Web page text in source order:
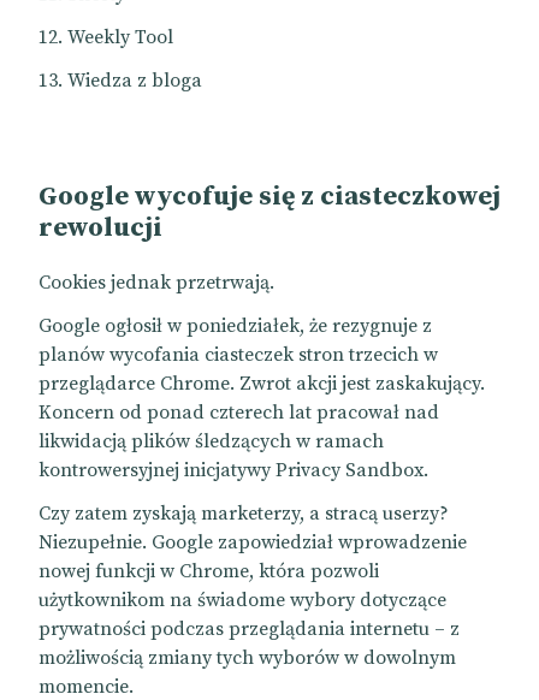
Weekly Tool
Wiedza z bloga
Google wycofuje się z ciasteczkowej
rewolucji
Cookies jednak przetrwają.
Google ogłosił w poniedziałek, że rezygnuje z
planów wycofania ciasteczek stron trzecich w
przeglądarce Chrome. Zwrot akcji jest zaskakujący.
Koncern od ponad czterech lat pracował nad
likwidacją plików śledzących w ramach
kontrowersyjnej inicjatywy Privacy Sandbox.
Czy zatem zyskają marketerzy, a stracą userzy?
Niezupełnie. Google zapowiedział wprowadzenie
nowej funkcji w Chrome, która pozwoli
użytkownikom na świadome wybory dotyczące
prywatności podczas przeglądania internetu – z
możliwością zmiany tych wyborów w dowolnym
momencie.